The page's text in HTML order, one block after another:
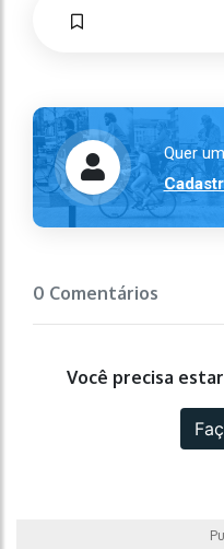
Quer
0 Comentários
Você precisa